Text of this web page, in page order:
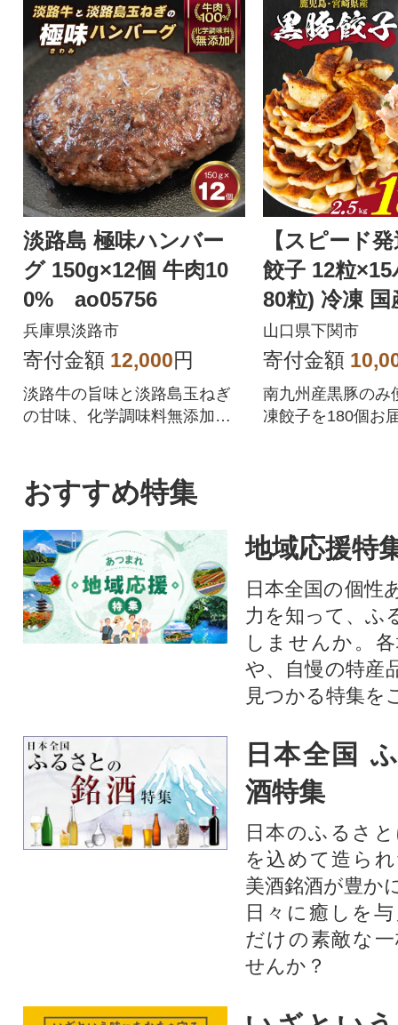
淡路島 極味ハンバー
グ 150g×12個 牛肉10
0% ao05756
兵庫県淡路市
寄付金額 12,000円
淡路牛の旨味と淡路島玉ねぎ
の甘味、化学調味料無添加の
【スピード
餃子 12粒
80粒) 冷凍 国
あり IB051
山口県下関市
寄付金額
南九州産黒豚のみ
凍餃子を180個お
おすすめ特集
地域応援特
日本全国の個性
力を知って、ふ
しませんか。
や、自慢の特産
見つかる特集を
日本全国
酒特集
日本のふるさ
を込めて造ら
美酒銘酒が豊か
日々に癒しを
だけの素敵な
せんか？